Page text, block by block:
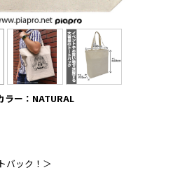
ラー：NATURAL
バック！＞